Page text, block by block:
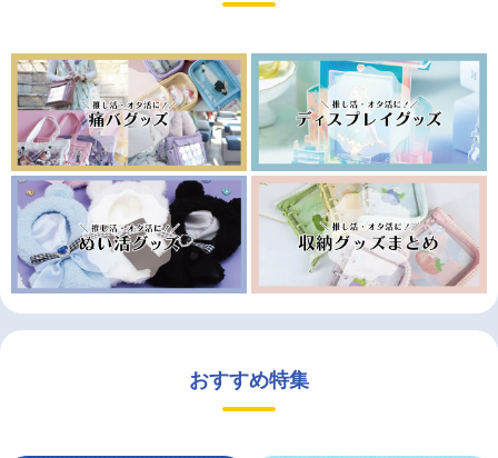
おすすめ特集